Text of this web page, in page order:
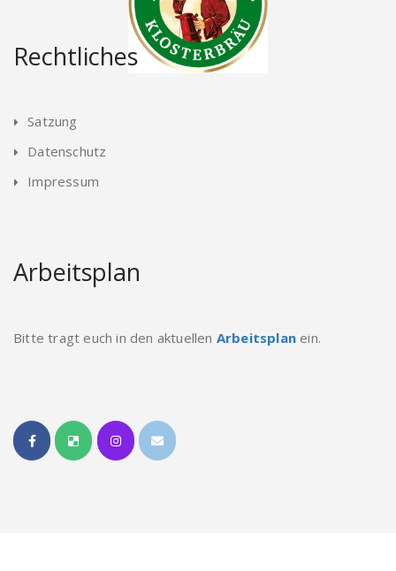
Rechtliches
Satzung
Datenschutz
Impressum
Arbeitsplan
Bitte tragt euch in den aktuellen Arbeitsplan ein.